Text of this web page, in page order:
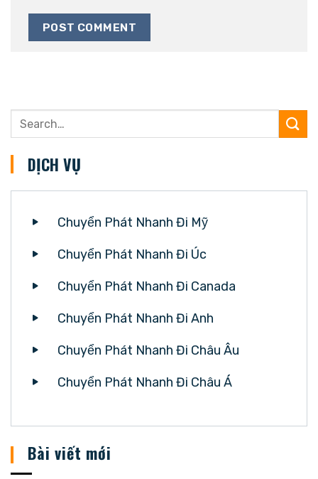
DỊCH VỤ
Chuyển Phát Nhanh Đi Mỹ
Chuyển Phát Nhanh Đi Úc
Chuyển Phát Nhanh Đi Canada
Chuyển Phát Nhanh Đi Anh
Chuyển Phát Nhanh Đi Châu Âu
Chuyển Phát Nhanh Đi Châu Á
Bài viết mới